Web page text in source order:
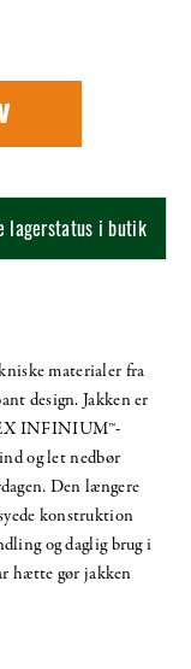
lagerstatus i butik
materialer fra
design. Jakken er
INFINIUM™-
og let nedbør
Den længere
konstruktion
og daglig brug i
hætte gør jakken